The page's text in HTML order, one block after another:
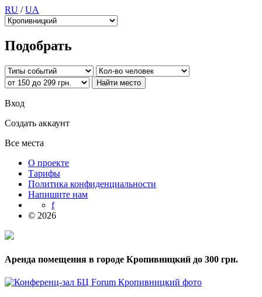
RU /UA
Подобрать
Вход
Создать аккаунт
Все места
О проекте
Тарифы
Политика конфиденциальности
Напишите нам
f
© 2026
Аренда помещения в городе Кропивницкий до 300 грн.